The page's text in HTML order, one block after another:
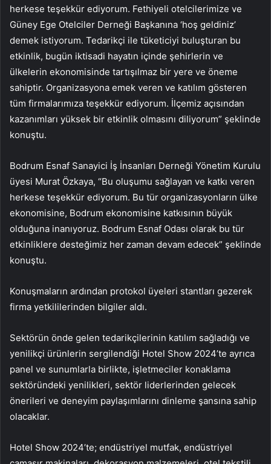
herkese teşekkür ediyorum. Fethiyeli otelcilerimize ve
Güney Ege Otelciler Derneği Başkanına ‘hoş geldiniz’
demek istiyorum. Tedarikçi ile tüketiciyi buluşturan bu
etkinlik, bugün iktisadi hayatın içinde şehirlerin ve
ülkelerin ekonomisinde tartışılmaz bir yere ve öneme
sahiptir. Organizasyona emek veren ve katılım gösteren
tüm firmalarımıza teşekkür ediyorum. İlçemiz açısından
kazanımları yüksek bir etkinlik olmasını diliyorum” şeklinde
konuştu.
Bodrum Esnaf Sanayici İş İnsanları Derneği Yönetim Kurulu
üyesi Murat Özkaya, “Bu oluşumu sağlayan ve katkı veren
herkese teşekkür ediyorum. Bu tür organizasyonların ülke
ekonomisine, Bodrum ekonomisine katkısının büyük
olduğuna inanıyoruz. Bodrum Esnaf Odası olarak bu tür
etkinliklere desteğimiz her zaman devam edecek” şeklinde
konuştu.
Konuşmaların ardından protokol üyeleri stantları gezerek
firma yetkililerinden bilgiler aldı.
Sektörün önde gelen tedarikçilerinin katılım sağladığı ve
yenilikçi ürünlerin sergilendiği Hotel Show 2024’te ayrıca
panel ve sunumlarla birlikte, işletmeciler konaklama
sektöründeki yenilikleri, sektör liderlerinden gelecek
önerileri ve deneyim paylaşımlarını dinleme şansına sahip
olacaklar.
Hotel Show 2024’te; endüstriyel mutfak, endüstriyel